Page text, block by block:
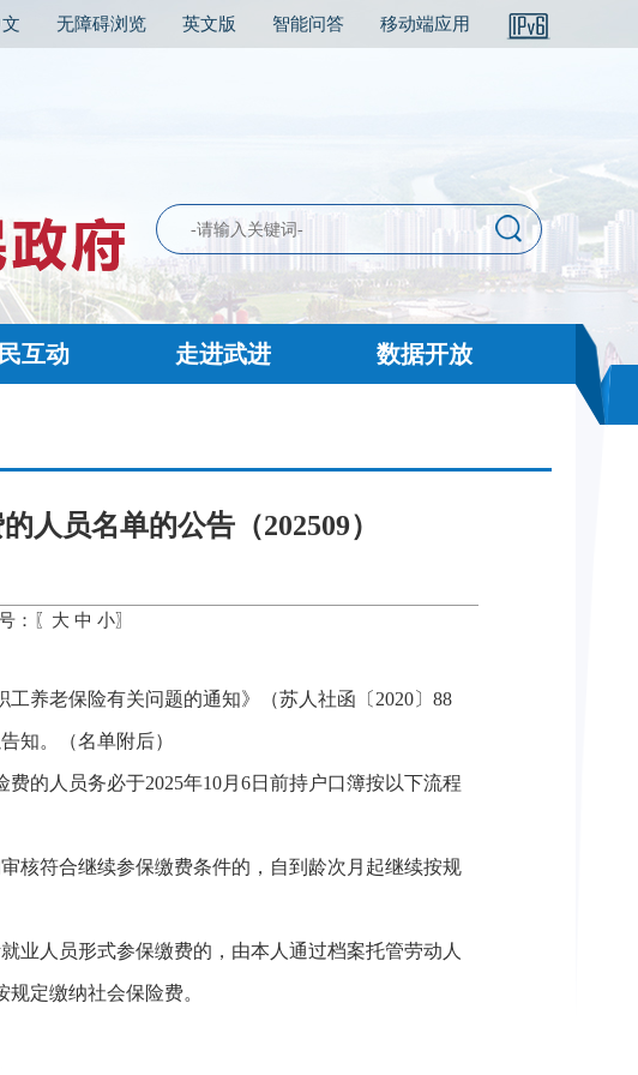
无障碍浏览 英文版 智能问答 移动端应用
互动 走进武进 数据开放
人员名单的公告（202509）
：〖 大 中 小〗
养老保险有关问题的通知》（苏人社函〔2020〕88
知。（名单附后）
的人员务必于2025年10月6日前持户口簿按以下流程
核符合继续参保缴费条件的，自到龄次月起继续按规
业人员形式参保缴费的，由本人通过档案托管劳动人
定缴纳社会保险费。